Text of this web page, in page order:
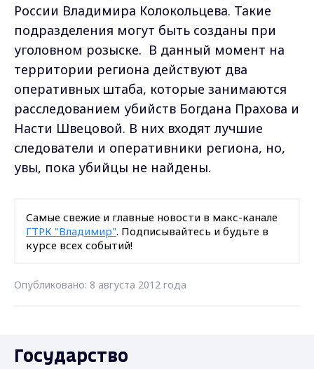
России Владимира Колокольцева. Такие
подразделения могут быть созданы при
уголовном розыске. В данный момент на
территории региона действуют два
оперативных штаба, которые занимаются
расследованием убийств Богдана Прахова и
Насти Швецовой. В них входят лучшие
следователи и оперативники региона, но,
увы, пока убийцы не найдены.
Самые свежие и главные новости в макс-канале
ГТРК "Владимир". Подписывайтесь и будьте в
курсе всех событий!
Опубликовано: 8 августа 2012 года
Государство